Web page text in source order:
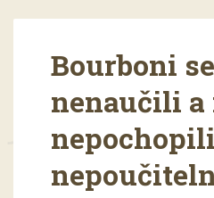
Bourboni
nenaučili a